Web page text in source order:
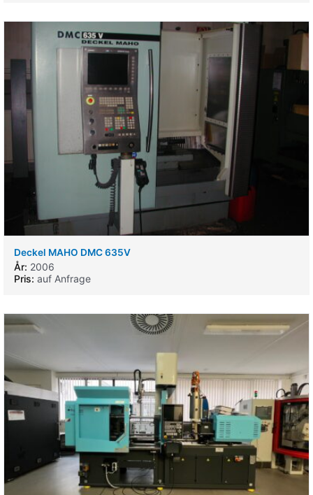
Deckel MAHO DMC 635V
År: 2006
Pris: auf Anfrage